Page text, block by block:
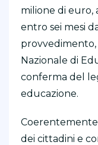
milione di euro,
entro sei mesi
Nazionale di
conferma del
educazione.
dei cittadini e